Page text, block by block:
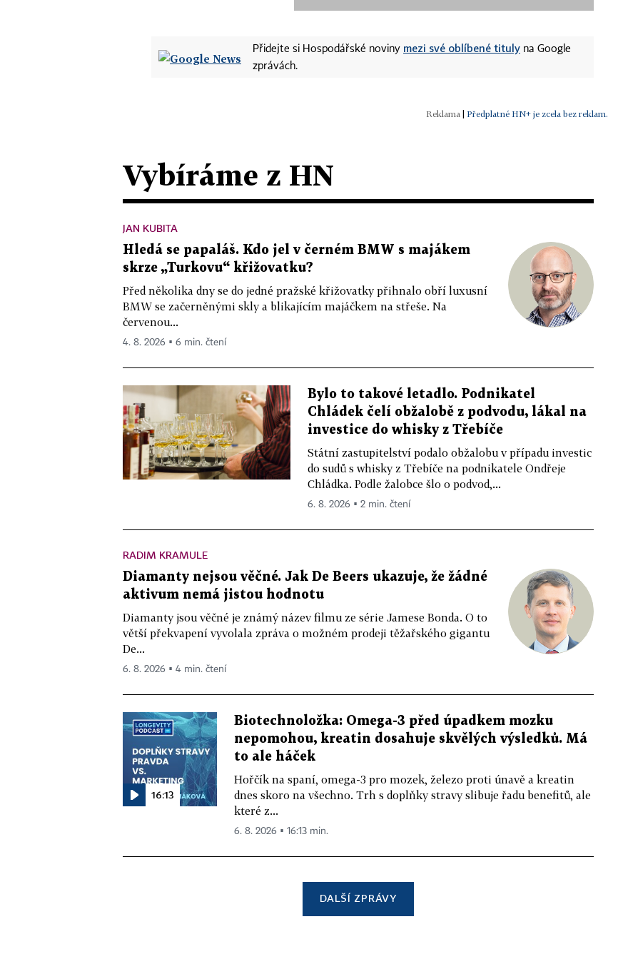
Přidejte si Hospodářské noviny mezi své oblíbené tituly na Google
zprávách.
| Předplatné HN+ je zcela bez reklam.
Vybíráme z HN
JAN KUBITA
Hledá se papaláš. Kdo jel v černém BMW s majákem
skrze „Turkovu“ křižovatku?
Před několika dny se do jedné pražské křižovatky přihnalo obří luxusní
BMW se začerněnými skly a blikajícím majáčkem na střeše. Na
červenou...
4. 8. 2026 ▪ 6 min. čtení
Bylo to takové letadlo. Podnikatel
Chládek čelí obžalobě z podvodu, lákal na
investice do whisky z Třebíče
Státní zastupitelství podalo obžalobu v případu investic
do sudů s whisky z Třebíče na podnikatele Ondřeje
Chládka. Podle žalobce šlo o podvod,...
6. 8. 2026 ▪ 2 min. čtení
RADIM KRAMULE
Diamanty nejsou věčné. Jak De Beers ukazuje, že žádné
aktivum nemá jistou hodnotu
Diamanty jsou věčné je známý název filmu ze série Jamese Bonda. O to
větší překvapení vyvolala zpráva o možném prodeji těžařského gigantu
De...
6. 8. 2026 ▪ 4 min. čtení
16:13
Biotechnoložka: Omega-3 před úpadkem mozku
nepomohou, kreatin dosahuje skvělých výsledků. Má
to ale háček
Hořčík na spaní, omega-3 pro mozek, železo proti únavě a kreatin
dnes skoro na všechno. Trh s doplňky stravy slibuje řadu benefitů, ale
které z...
6. 8. 2026 ▪ 16:13 min.
DALŠÍ ZPRÁVY